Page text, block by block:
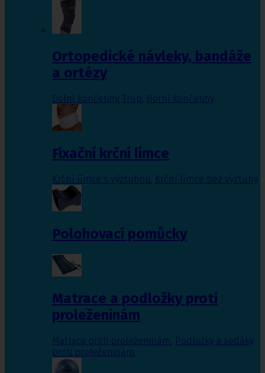
Ortopedické návleky, bandáže
a ortézy
Dolní končetiny, Trup, Horní končetiny
Fixační krční límce
Krční límce s výztuhou Krční límce bez výztuhy
Polohovací pomůcky
Matrace a podložky proti
proleženinám
Matrace proti proleženinám, Podložky a sedáky
proti proleženinám